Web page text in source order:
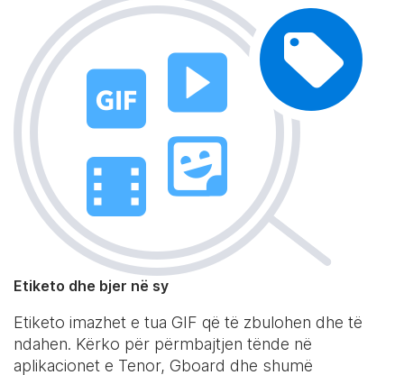
Etiketo dhe bjer në sy
Etiketo imazhet e tua GIF që të zbulohen dhe të
ndahen. Kërko për përmbajtjen tënde në
aplikacionet e Tenor, Gboard dhe shumë